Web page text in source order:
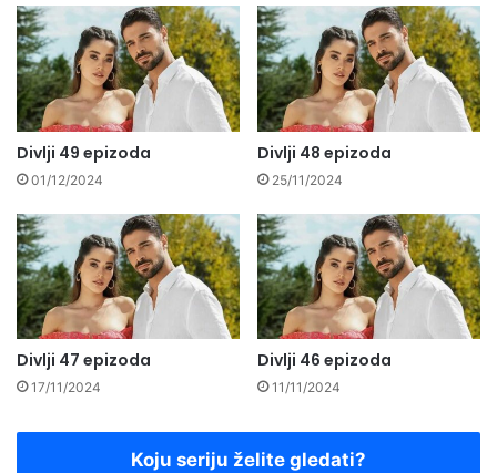
Divlji 49 epizoda
01/12/2024
Divlji 48 epizoda
25/11/2024
Divlji 47 epizoda
17/11/2024
Divlji 46 epizoda
11/11/2024
Koju seriju želite gledati?